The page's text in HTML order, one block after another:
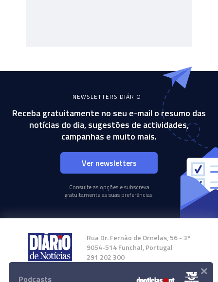
NEWSLETTERS DIÁRIO
Receba gratuitamente no seu e-mail o resumo das
notícias do dia, sugestões de actividades,
campanhas e muito mais.
Ver newsletters
Consulte as opções e subscreva
gratuitamente as suas preferências.
Rua Dr. Fernão de Ornelas, 56 - 3º
9054-514 Funchal, Portugal
291 202 300
Instale a nossa App
Podcasts ×